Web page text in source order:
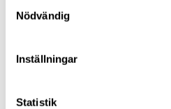
Nödvändig
Inställningar
Statistik